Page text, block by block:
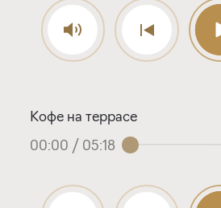
Кофе на террасе
00:00 / 05:18